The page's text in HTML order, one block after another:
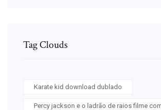
Tag Clouds
Karate kid download dublado
Percy jackson e o ladrão de raios filme